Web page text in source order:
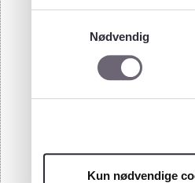
Nødvendig
Kun nødvendige